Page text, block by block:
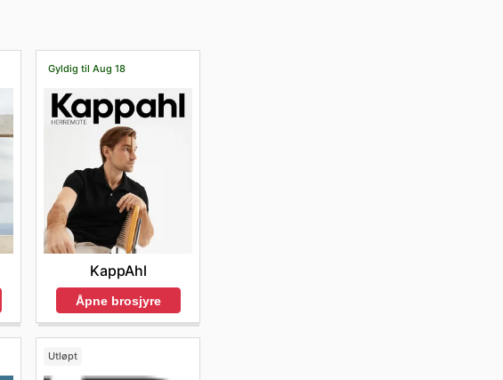
Gyldig til Aug 18
KappAhl
Åpne brosjyre
Utløpt